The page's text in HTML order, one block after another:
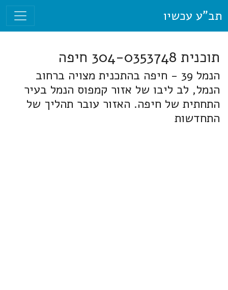
תב"ע עכשיו
תוכנית 304-0353748 חיפה
הנמל 39 - חיפה בהתכנית מצויה ברחוב
הנמל, לב ליבו של אזור קמפוס הנמל בעיר
התחתית של חיפה. האזור עובר תהליך של
התחדשות